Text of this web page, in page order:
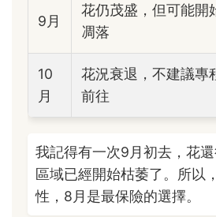
9月
花仍茂盛，但可能開
凋落
10
月
花況衰退，不建議專
前往
我記得有一次9月初去，花
區域已經開始枯萎了。所以
性，8月是最保險的選擇。